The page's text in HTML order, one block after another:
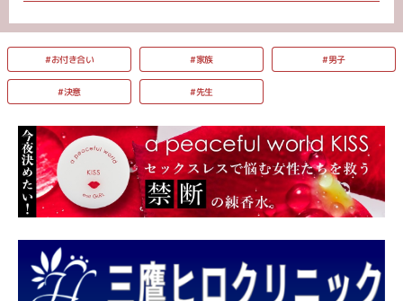
#お付き合い #家族 #男子
#決意 #先生